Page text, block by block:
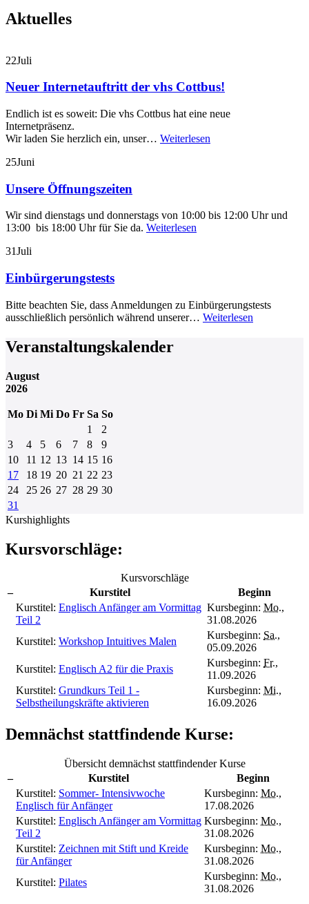
Aktuelles
22Juli
Neuer Internetauftritt der vhs Cottbus!
Endlich ist es soweit: Die vhs Cottbus hat eine neue
Internetpräsenz.
Wir laden Sie herzlich ein, unser… Weiterlesen
25Juni
Unsere Öffnungszeiten
Wir sind dienstags und donnerstags von 10:00 bis 12:00 Uhr und
13:00 bis 18:00 Uhr für Sie da. Weiterlesen
31Juli
Einbürgerungstests
Bitte beachten Sie, dass Anmeldungen zu Einbürgerungstests
ausschließlich persönlich während unserer… Weiterlesen
Veranstaltungskalender
August
2026
Mo Di Mi Do Fr Sa So
1
2
3
4 5 6 7 8
9
10
11 12 13 14 15 16
17
18 19 20 21 22 23
24
25 26 27 28 29 30
31
Kurshighlights
Kursvorschläge:
Kursvorschläge
–
Kurstitel
Beginn
Kurstitel: Englisch Anfänger am Vormittag
Teil 2
Kursbeginn: Mo.,
31.08.2026
Kurstitel: Workshop Intuitives Malen
Kursbeginn: Sa.,
05.09.2026
Kurstitel: Englisch A2 für die Praxis
Kursbeginn: Fr.,
11.09.2026
Kurstitel: Grundkurs Teil 1 -
Selbstheilungskräfte aktivieren
Kursbeginn: Mi.,
16.09.2026
Demnächst stattfindende Kurse:
Übersicht demnächst stattfindender Kurse
–
Kurstitel
Beginn
Kurstitel: Sommer- Intensivwoche
Englisch für Anfänger
Kursbeginn: Mo.,
17.08.2026
Kurstitel: Englisch Anfänger am Vormittag
Teil 2
Kursbeginn: Mo.,
31.08.2026
Kurstitel: Zeichnen mit Stift und Kreide
für Anfänger
Kursbeginn: Mo.,
31.08.2026
Kurstitel: Pilates
Kursbeginn: Mo.,
31.08.2026